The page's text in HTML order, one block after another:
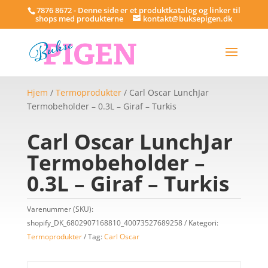
7876 8672 - Denne side er et produktkatalog og linker til
shops med produkterne kontakt@buksepigen.dk
Hjem / Termoprodukter/ Carl Oscar LunchJar
Termobeholder – 0.3L – Giraf – Turkis
Carl Oscar LunchJar
Termobeholder –
0.3L – Giraf – Turkis
Varenummer (SKU):
shopify_DK_6802907168810_40073527689258
Kategori:
Termoprodukter
Tag:Carl Oscar